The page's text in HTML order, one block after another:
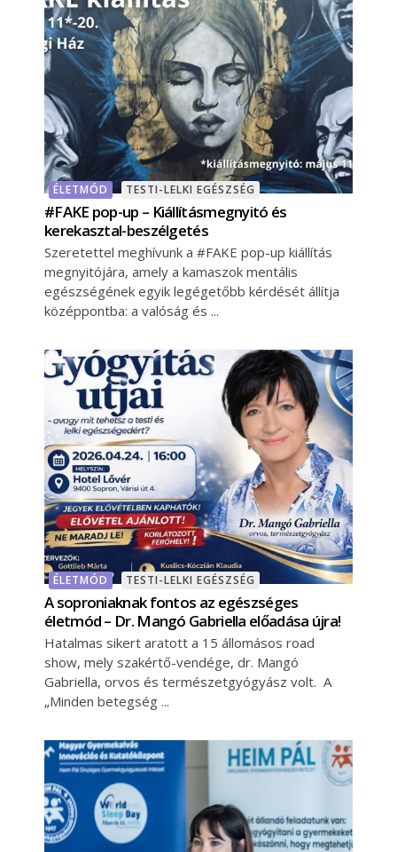
ÉLETMÓD TESTI-LELKI EGÉSZSÉG
#FAKE pop-up – Kiállításmegnyitó és
kerekasztal-beszélgetés
Szeretettel meghívunk a #FAKE pop-up kiállítás
megnyitójára, amely a kamaszok mentális
egészségének egyik legégetőbb kérdését állítja
középpontba: a valóság és
ÉLETMÓD TESTI-LELKI EGÉSZSÉG
A soproniaknak fontos az egészséges
életmód – Dr. Mangó Gabriella előadása újra!
Hatalmas sikert aratott a 15 állomásos road
show, mely szakértő-vendége, dr. Mangó
Gabriella, orvos és természetgyógyász volt. A
„Minden betegség